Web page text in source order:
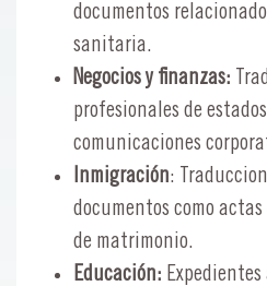
documentos
sanitaria.
Negocios y finanzas:
profesionales de
comunicaciones
Inmigración:
documentos como
de matrimonio.
Educación: